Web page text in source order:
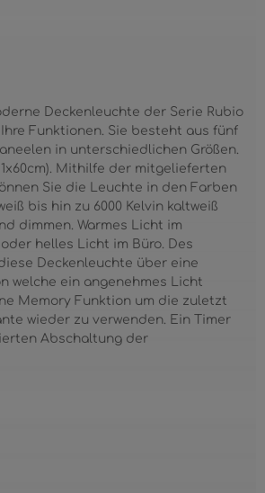
Deckenleuchte der Serie Rubio
Funktionen. Sie besteht aus fünf
in unterschiedlichen Größen.
1x60cm). Mithilfe der mitgelieferten
Sie die Leuchte in den Farben
bis hin zu 6000 Kelvin kaltweiß
dimmen. Warmes Licht im
helles Licht im Büro. Des
Deckenleuchte über eine
welche ein angenehmes Licht
Memory Funktion um die zuletzt
wieder zu verwenden. Ein Timer
Abschaltung der